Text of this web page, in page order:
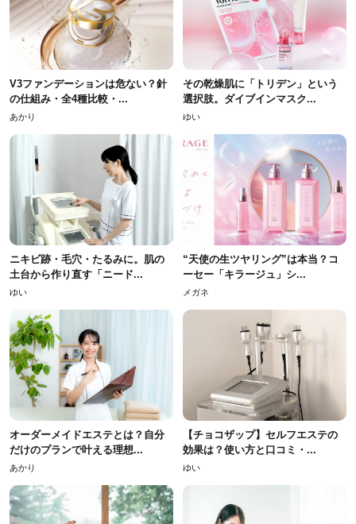
V3ファンデーションは危ない？針
の仕組み・全4種比較・...
あかり
その乾燥肌に「トリデン」という
選択肢。ダイブインマスク...
ゆい
ニキビ跡・毛穴・たるみに。肌の
土台から作り直す「ニード...
ゆい
“天使の生ツヤリング”は本当？コ
ーセー「キラージュ」シ...
メガネ
オーダーメイドエステとは？自分
だけのプランで叶える理想...
あかり
【チョコザップ】セルフエステの
効果は？使い方と口コミ・...
ゆい